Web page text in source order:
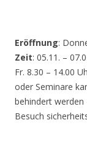
Eröffnung:
Zeit: 05.11. –
Fr. 8.30 – 14.00
oder Seminare
behindert
Besuch